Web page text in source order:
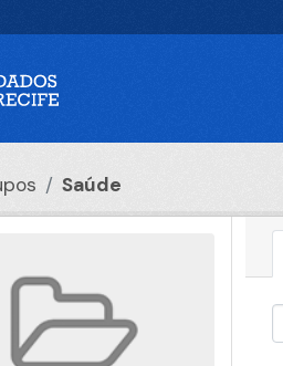
Saúde